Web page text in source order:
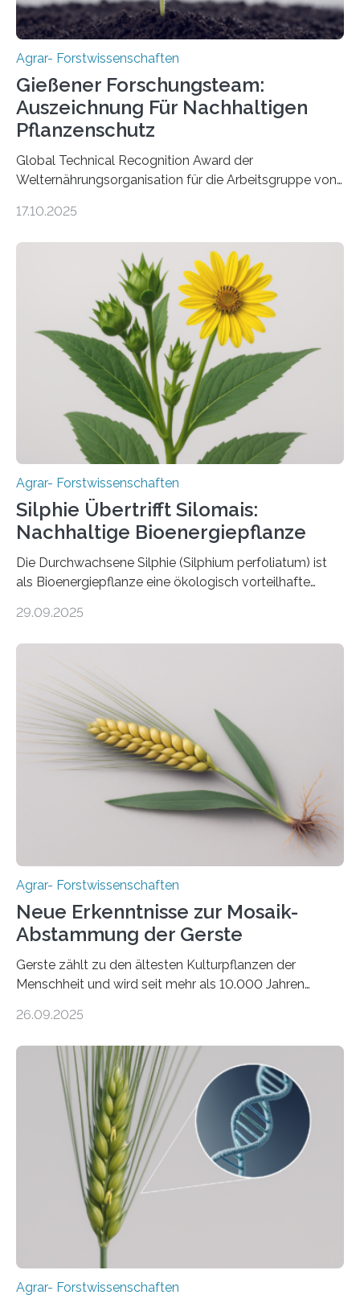
Agrar- Forstwissenschaften
Gießener Forschungsteam:
Auszeichnung Für Nachhaltigen
Pflanzenschutz
Global Technical Recognition Award der
Welternährungsorganisation für die Arbeitsgruppe von
Insektenbiotechnologie der JLU Insekten spielen eine
aber Krankheiten übertragen und der Landwirtschaft
und dem Gartenbau erhebliche Schäden zufügen. Es ist
daher entscheidend, Schadinsekten effektiv zu
bekämpfen, während gleichzeitig nützliche Insekten
erhalten bleiben. An der Justus-Liebig-Universität
Gießen (JLU) erforscht die Arbeitsgruppe von Prof. Dr.
Marc F. Schetelig am Institut für
Insektenbiotechnologie neue biologische und
biotechnologische Verfahren zur…
17.10.2025
Agrar- Forstwissenschaften
Silphie Übertrifft Silomais:
Nachhaltige Bioenergiepflanze
Die Durchwachsene Silphie (Silphium perfoliatum) ist
als Bioenergiepflanze eine ökologisch vorteilhafte
mehrjährigen Vergleichsstudie von Forschenden der
nach nachhaltigen Alternativen zur Energiegewinnung
aus landwirtschaftlichen Kulturen ist ein zentrales
Anliegen im Zuge der europäischen Klimaziele, bis
2050 klimaneutral zu werden. In Deutschland dominiert
bislang der Mais als Energiepflanze, doch sein Anbau
bringt ökologische Herausforderungen mit sich:
Bodenerosion, Nährstoffauswaschung und…
29.09.2025
Agrar- Forstwissenschaften
Neue Erkenntnisse zur Mosaik-
Abstammung der Gerste
Gerste zählt zu den ältesten Kulturpflanzen der
Menschheit und wird seit mehr als 10.000 Jahren
einzigen Ort domestiziert wurde. Eine neue Studie eines
Instituts für Pflanzengenetik und
Kulturpflanzenforschung (IPK) zeigt, dass die heutige
Gerste aus verschiedenen Wildpopulationen im
sogenannten Fruchtbaren Halbmond hervorgegangen
ist. Sie besitzt also eine Art „Mosaik-Abstammung“. Die
Ergebnisse der Studie wurden heute in der
Fachzeitschrift „Nature“ veröffentlicht. Die
Forschungsgruppe hat die Evolution und…
26.09.2025
Agrar- Forstwissenschaften